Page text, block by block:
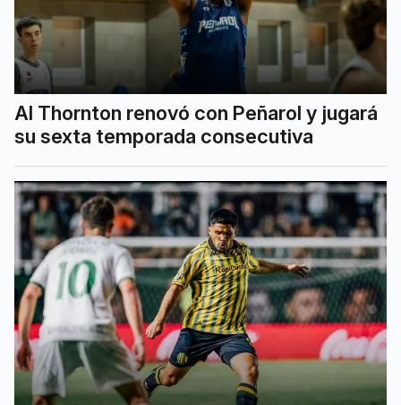
Al Thornton renovó con Peñarol y jugará
su sexta temporada consecutiva